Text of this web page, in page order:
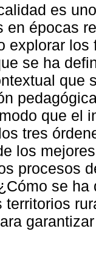
es
en épocas
explorar
se ha
que
que el
tres
los
procesos
se
territorios